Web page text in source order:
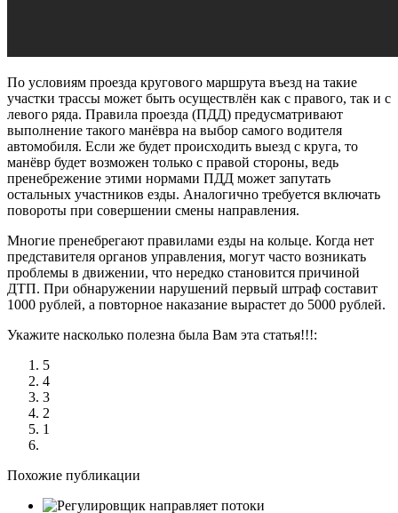
По условиям проезда кругового маршрута въезд на такие
участки трассы может быть осуществлён как с правого, так и с
левого ряда. Правила проезда (ПДД) предусматривают
выполнение такого манёвра на выбор самого водителя
автомобиля. Если же будет происходить выезд с круга, то
манёвр будет возможен только с правой стороны, ведь
пренебрежение этими нормами ПДД может запутать
остальных участников езды. Аналогично требуется включать
повороты при совершении смены направления.
Многие пренебрегают правилами езды на кольце. Когда нет
представителя органов управления, могут часто возникать
проблемы в движении, что нередко становится причиной
ДТП. При обнаружении нарушений первый штраф составит
1000 рублей, а повторное наказание вырастет до 5000 рублей.
Укажите насколько полезна была Вам эта статья!!!:
5
4
3
2
1
Похожие публикации